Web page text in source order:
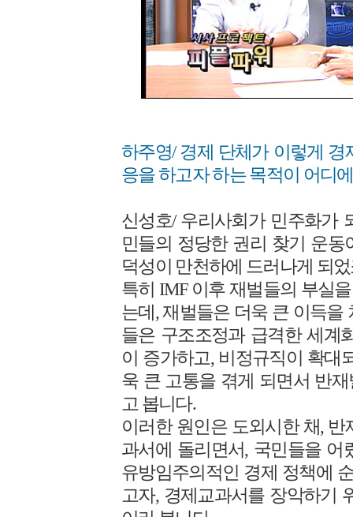
하주영/ 경제 단체가 이렇게
응을 하고자 하는 목적이 어디
신성호/ 우리사회가 민주화가
민들의 정당한 권리 찾기 운동
덕성이 만천하에 드러나게 되
특히 IMF 이후 재벌들의 부실
는데, 재벌들은 더욱 큰 이득을
들은 구조조정과 급격한 세계
이 증가하고, 비정규직이 확대
욱 큰 고통을 겪게 되면서 반
고 봅니다.
이러한 원인은 도외시한 채,
과서에 돌리면서, 국민들을 어
유방임주의적인 경제 정책에
고자, 경제교과서를 장악하기